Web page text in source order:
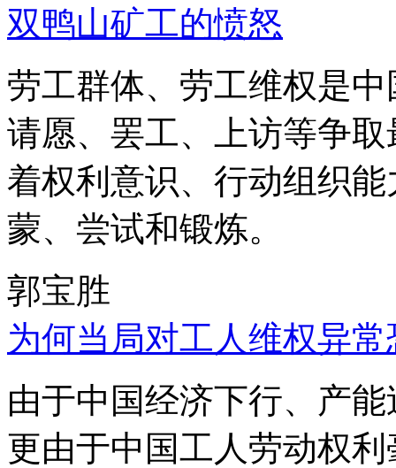
双鸭山矿工的愤怒
劳工群体、劳工维权是
请愿、罢工、上访等争
着权利意识、行动组织
蒙、尝试和锻炼。
郭宝胜
为何当局对工人维权异
由于中国经济下行、产
更由于中国工人劳动权